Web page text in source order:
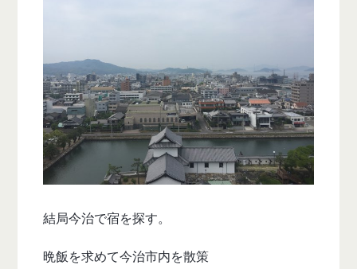
結局今治で宿を探す。
晩飯を求めて今治市内を散策